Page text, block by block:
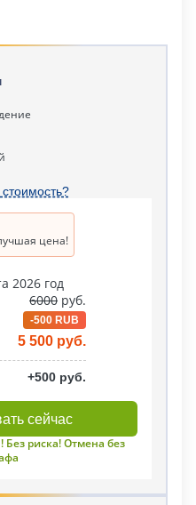
цена!
2026 год
6000 руб.
-500 RUB
5 500 руб.
+500 руб.
сейчас
Без риска! Отмена без